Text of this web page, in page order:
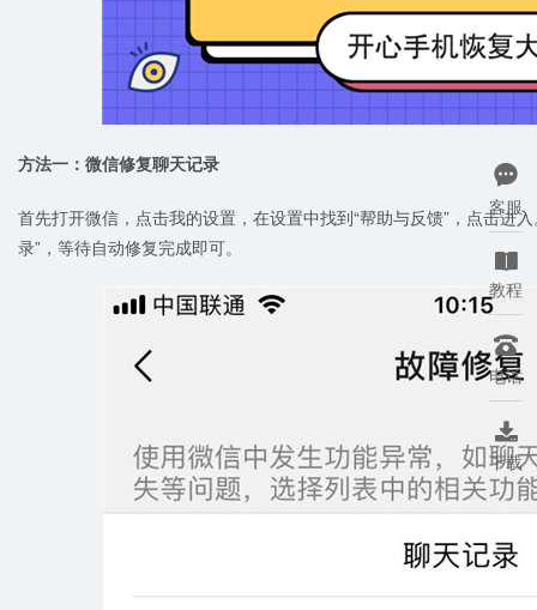
方法一：微信修复聊天记录
首先打开微信，点击我的设置，在设置中找到“帮助与反馈”，点击进
录”，等待自动修复完成即可。

客服

教程

电话

下载